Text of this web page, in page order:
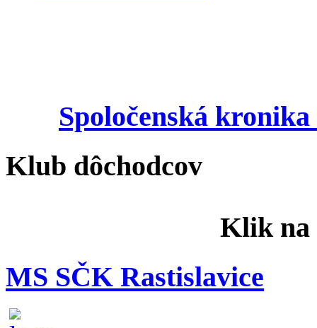
Spoločenská
Klub dôchodcov
Klik na
MS SČK Rastislavice